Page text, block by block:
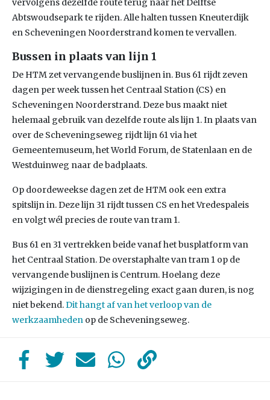
vervolgens dezelfde route terug naar het Delftse
Abtswoudsepark te rijden. Alle halten tussen Kneuterdijk
en Scheveningen Noorderstrand komen te vervallen.
Bussen in plaats van lijn 1
De HTM zet vervangende buslijnen in. Bus 61 rijdt zeven
dagen per week tussen het Centraal Station (CS) en
Scheveningen Noorderstrand. Deze bus maakt niet
helemaal gebruik van dezelfde route als lijn 1. In plaats van
over de Scheveningseweg rijdt lijn 61 via het
Gemeentemuseum, het World Forum, de Statenlaan en de
Westduinweg naar de badplaats.
Op doordeweekse dagen zet de HTM ook een extra
spitslijn in. Deze lijn 31 rijdt tussen CS en het Vredespaleis
en volgt wél precies de route van tram 1.
Bus 61 en 31 vertrekken beide vanaf het busplatform van
het Centraal Station. De overstaphalte van tram 1 op de
vervangende buslijnen is Centrum. Hoelang deze
wijzigingen in de dienstregeling exact gaan duren, is nog
niet bekend.Dit hangt af van het verloop van de
werkzaamheden op de Scheveningseweg.